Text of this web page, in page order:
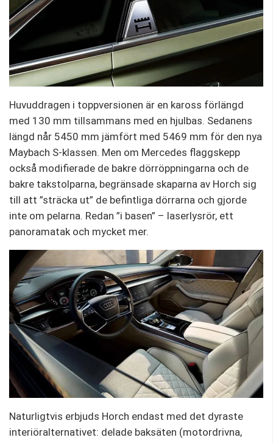
Huvuddragen i toppversionen är en kaross förlängd
med 130 mm tillsammans med en hjulbas. Sedanens
längd når 5450 mm jämfört med 5469 mm för den nya
Maybach S-klassen. Men om Mercedes flaggskepp
också modifierade de bakre dörröppningarna och de
bakre takstolparna, begränsade skaparna av Horch sig
till att ”sträcka ut” de befintliga dörrarna och gjorde
inte om pelarna. Redan ”i basen” – laserlysrör, ett
panoramatak och mycket mer.
Naturligtvis erbjuds Horch endast med det dyraste
interiöralternativet: delade baksäten (motordrivna,